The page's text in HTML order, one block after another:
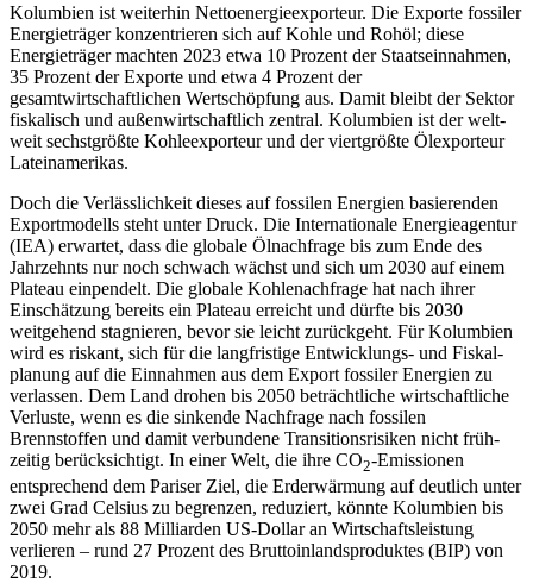
Kolumbien ist weiterhin Nettoenergie­expor­teur. Die Exporte fossiler
Energieträger kon­zentrieren sich auf Kohle und Rohöl; diese
Energie­träger machten 2023 etwa 10 Pro­zent der Staatseinnahmen,
35 Prozent der Exporte und etwa 4 Prozent der
gesamtwirtschaftlichen Wertschöpfung aus. Damit bleibt der Sektor
fiskalisch und außenwirtschaftlich zentral. Kolumbien ist der welt­
weit sechstgrößte Kohleexporteur und der viertgrößte Ölexporteur
Lateinamerikas.
Doch die Verlässlichkeit dieses auf fossi­len Energien basierenden
Exportmodells steht unter Druck. Die Inter­nationale Ener­gieagentur
(IEA) erwartet, dass die globale Ölnachfrage bis zum Ende des
Jahrzehnts nur noch schwach wächst und sich um 2030 auf einem
Plateau ein­pendelt. Die globale Kohlenachfrage hat nach ihrer
Einschätzung bereits ein Plateau erreicht und dürfte bis 2030
weitgehend stagnieren, bevor sie leicht zurückgeht. Für Kolumbien
wird es riskant, sich für die lang­fristige Entwicklungs- und Fiskal­
planung auf die Einnahmen aus dem Ex­port fossiler Energien zu
verlassen. Dem Land drohen bis 2050 beträchtliche wirt­schaft­liche
Ver­luste, wenn es die sinkende Nach­frage nach fossilen
Brennstoffen und damit verbundene Transitionsrisiken nicht früh­
zeitig berücksichtigt. In einer Welt, die ihre CO2-Emissionen
entsprechend dem Pariser Ziel, die Erd­erwärmung auf deutlich unter
zwei Grad Celsius zu begrenzen, re­du­ziert, könnte Kolumbien bis
2050 mehr als 88 Milliarden US-Dollar an Wirtschaftsleistung
verlieren – rund 27 Prozent des Bruttoinlandsproduktes (BIP) von
2019.